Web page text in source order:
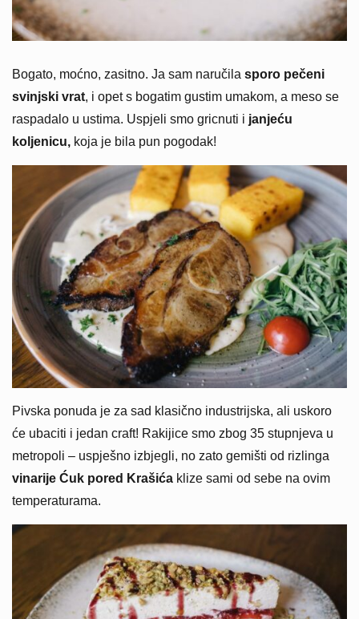
Bogato, moćno, zasitno. Ja sam naručila sporo pečeni
svinjski vrat, i opet s bogatim gustim umakom, a meso se
raspadalo u ustima. Uspjeli smo gricnuti i janjeću
koljenicu, koja je bila pun pogodak!
Pivska ponuda je za sad klasično industrijska, ali uskoro
će ubaciti i jedan craft! Rakijice smo zbog 35 stupnjeva u
metropoli – uspješno izbjegli, no zato gemišti od rizlinga
vinarije Ćuk pored Krašića klize sami od sebe na ovim
temperaturama.